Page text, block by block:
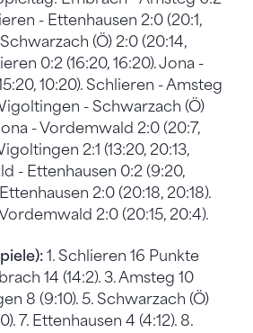
- Ettenhausen 2:0 (20:1,
(Ö) 2:0 (20:14,
0:2 (16:20, 16:20). Jona -
10:20). Schlieren - Amsteg
- Schwarzach (Ö)
- Vordemwald 2:0 (20:7,
2:1 (13:20, 20:13,
- Ettenhausen 0:2 (9:20,
2:0 (20:18, 20:18).
2:0 (20:15, 20:4).
1. Schlieren 16 Punkte
14 (14:2). 3. Amsteg 10
8 (9:10). 5. Schwarzach (Ö)
7. Ettenhausen 4 (4:12). 8.